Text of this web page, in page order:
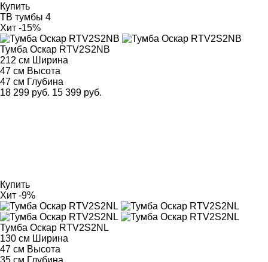
Купить
ТВ тумбы 4
Хит -15%
Тумба Оскар RTV2S2NB
212 см Ширина
47 см Высота
47 см Глубина
18 299 руб. 15 399 руб.
Купить
Хит -9%
Тумба Оскар RTV2S2NL
130 см Ширина
47 см Высота
35 см Глубина